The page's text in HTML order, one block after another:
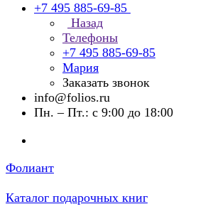
+7 495 885-69-85
Назад
Телефоны
+7 495 885-69-85
Мария
Заказать звонок
info@folios.ru
Пн. – Пт.: с 9:00 до 18:00
Фолиант
Каталог подарочных книг